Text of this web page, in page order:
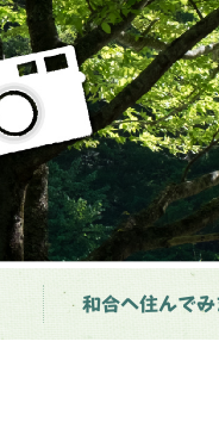
和合へ住んで